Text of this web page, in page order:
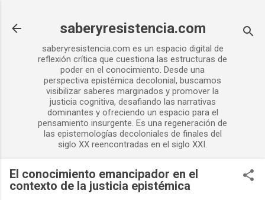
saberyresistencia.com
saberyresistencia.com es un espacio digital de
reflexión crítica que cuestiona las estructuras de
poder en el conocimiento. Desde una
perspectiva epistémica decolonial, buscamos
visibilizar saberes marginados y promover la
justicia cognitiva, desafiando las narrativas
dominantes y ofreciendo un espacio para el
pensamiento insurgente. Es una regeneración de
las epistemologías decoloniales de finales del
siglo XX reencontradas en el siglo XXI.
El conocimiento emancipador en el
contexto de la justicia epistémica